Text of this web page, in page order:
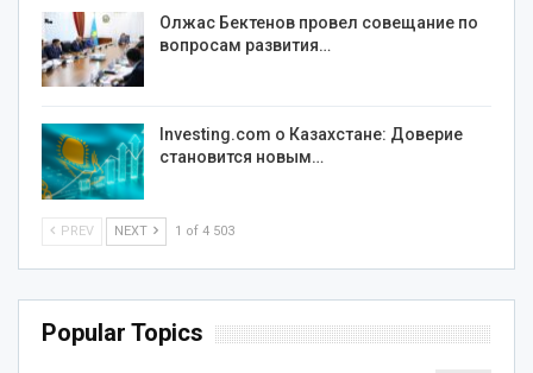
Олжас Бектенов провел совещание по
вопросам развития…
Investing.com о Казахстане: Доверие
становится новым…
PREV NEXT 1 of 4 503
Popular Topics